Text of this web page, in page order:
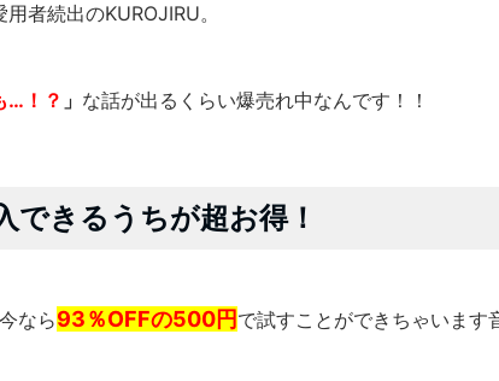
者続出のKUROJIRU。
…！？ 」 な話が出るくらい爆売れ中なんです！！
きるうちが超お得！
なら93％OFFの500円 で試すことができちゃいます